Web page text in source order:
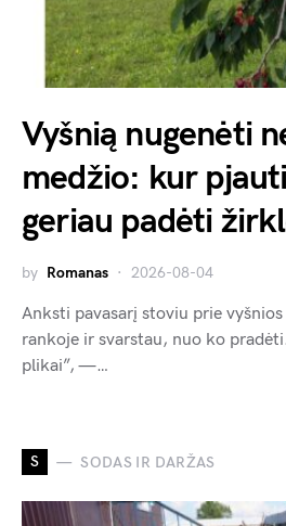
Vyšnią nugenėti
medžio: kur
geriau padėti
by Romanas 2026-08-04
Anksti pavasarį stoviu prie
rankoje ir svarstau, nuo ko
plikai”, —…
S SODAS IR DARŽAS